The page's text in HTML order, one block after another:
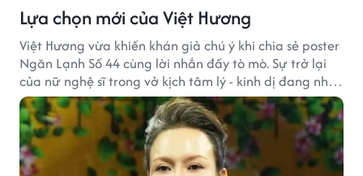
Lựa chọn mới của Việt Hương
Việt Hương vừa khiến khán giả chú ý khi chia sẻ poster
Ngăn Lạnh Số 44 cùng lời nhắn đầy tò mò. Sự trở lại
của nữ nghệ sĩ trong vở kịch tâm lý - kinh dị đang nhận
được nhiều quan tâm từ công chúng.